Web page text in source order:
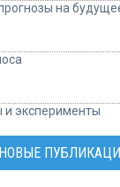
на
и эксперименты
НОВЫЕ